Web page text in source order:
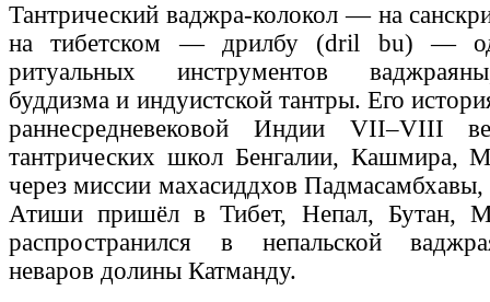
Тантрический ваджра-колокол — на
на тибетском — дрилбу (dril bu) —
ритуальных инструментов
буддизма и индуистской тантры. Его
раннесредневековой Индии VII–VIII
тантрических школ Бенгалии, Кашмира,
через миссии махасиддхов
Атиши пришёл в Тибет, Непал, Бутан,
распространился в непальской
неваров долины Катманду.